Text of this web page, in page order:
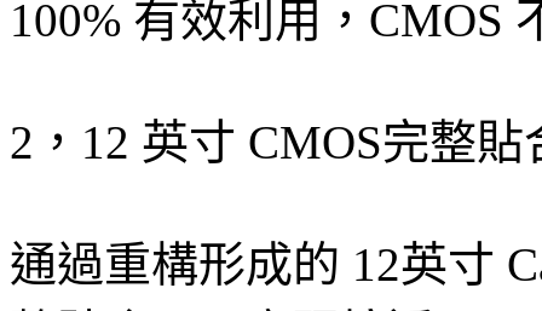
100% 有效利用，CMOS
2，12 英寸 CMOS完整
通過重構形成的 12英寸